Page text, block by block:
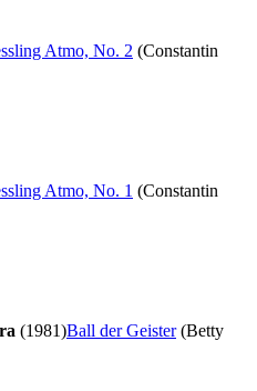
Atmo, No. 2 (Constantin
Atmo, No. 1 (Constantin
(1981)Ball der Geister (Betty